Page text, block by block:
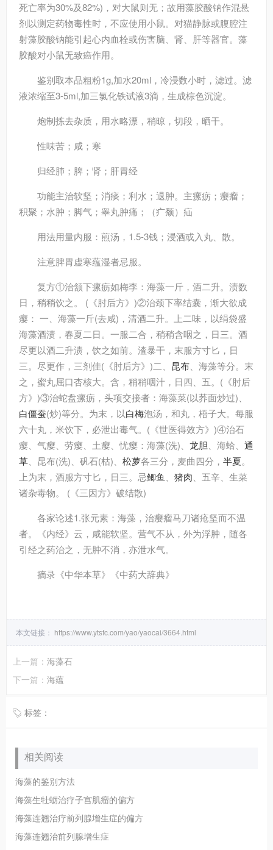
死亡率为30%及82%)，对大鼠则无；故用藻胶酸钠作混悬
剂以测定药物毒性时，不应使用小鼠。对猫静脉或腹腔注
射藻胶酸钠能引起心内血栓或伤害脑、肾、肝等器官。藻
胶酸对小鼠无致癌作用。
鉴别取本品粗粉1g,加水20ml，冷浸数小时，滤过。滤
液浓缩至3-5ml,加三氯化铁试液3滴，生成棕色沉淀。
炮制拣去杂质，用水略漂，稍晾，切段，晒干。
性味苦；咸；寒
归经肺；脾；肾；肝胃经
功能主治软坚；消痰；利水；退肿。主瘰疬；瘿瘤；
积聚；水肿；脚气；睾丸肿痛；（疒颓）疝
用法用量内服：煎汤，1.5-3钱；浸酒或入丸、散。
注意脾胃虚寒蕴湿者忌服。
复方①治颔下瘰疬如梅李：海藻一斤，酒二升。渍数
日，稍稍饮之。 (《肘后方》)②治颈下率结囊，渐大欲成
瘿： 一、海藻一斤(去咸)，清酒二升。上二味，以绢袋盛
海藻酒渍，春夏二日。一服二合，稍稍含咽之，日三。酒
尽更以酒二升渍，饮之如前。渣暴干，末服方寸匕，日
三。尽更作，三剂佳(《肘后方》)二、 昆布 、海藻等分。末
之，蜜丸屈口杏核大。含，稍稍咽汁，日四、五。(《肘后
方》)③治蛇盘瘰疬，头项交接者：海藻菜(以荞面炒过)、
白僵蚕(炒)等分。为末，以白梅泡汤，和丸，梧子大。每服
六十丸，米饮下，必泄出毒气。(《世医得效方》)④治石
瘿、气瘿、劳瘿、土瘿、忧瘿：海藻(洗)、 龙胆 、海蛤、 通
草 、昆布(洗)、矾石(枯)、 松萝各三分，麦曲四分， 半夏。
上为末，酒服方寸匕，日三。忌鲫鱼 猪肉 、五辛、生菜
诸杂毒物。 (《三因方》破结散)
各家论述1.张元素：海藻，治瘿瘤马刀诸疮坚而不温
者。《内经》云，咸能软坚。营气不从，外为浮肿，随各
引经之药治之，无肿不消，亦泄水气。
摘录 《中华本草》《中药大辞典》
本文链接： https://www.ytsfc.com/yao/yaocai/3664.html
上一篇： 海藻石
下一篇： 海蕴
标签：
相关阅读
海藻的鉴别方法
海藻生牡蛎治疗子宫肌瘤的偏方
海藻连翘治疗前列腺增生症的偏方
海藻连翘治前列腺增生症